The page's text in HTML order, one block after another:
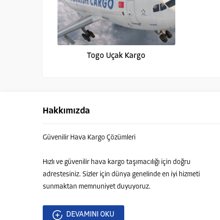
Togo Uçak Kargo
Hakkımızda
Güvenilir Hava Kargo Çözümleri
Hızlı ve güvenilir hava kargo taşımacılığı için doğru
adrestesiniz. Sizler için dünya genelinde en iyi hizmeti
sunmaktan memnuniyet duyuyoruz.
DEVAMINI OKU
Cevap Yaz